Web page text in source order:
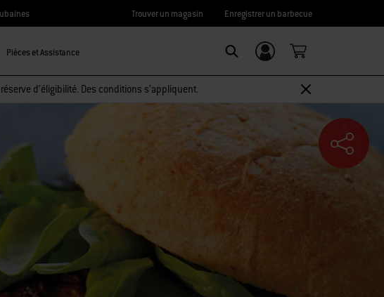
Trouver un magasin Enregistrer un barbecue
Pièces et Assistance
Connexion/
Inscription
d’éligibilité. Des conditions s’appliquent.